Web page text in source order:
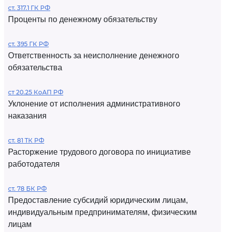
ст. 317.1 ГК РФ
Проценты по денежному обязательству
ст. 395 ГК РФ
Ответственность за неисполнение денежного
обязательства
ст 20.25 КоАП РФ
Уклонение от исполнения административного
наказания
ст. 81 ТК РФ
Расторжение трудового договора по инициативе
работодателя
ст. 78 БК РФ
Предоставление субсидий юридическим лицам,
индивидуальным предпринимателям, физическим
лицам